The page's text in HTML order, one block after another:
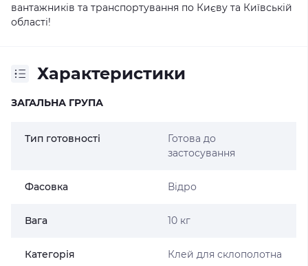
вантажників та транспортування по Києву та Київській
області!
Характеристики
ЗАГАЛЬНА ГРУПА
Тип готовності
Готова до
застосування
Фасовка Відро
Вага 10 кг
Категорія Клей для склополотна